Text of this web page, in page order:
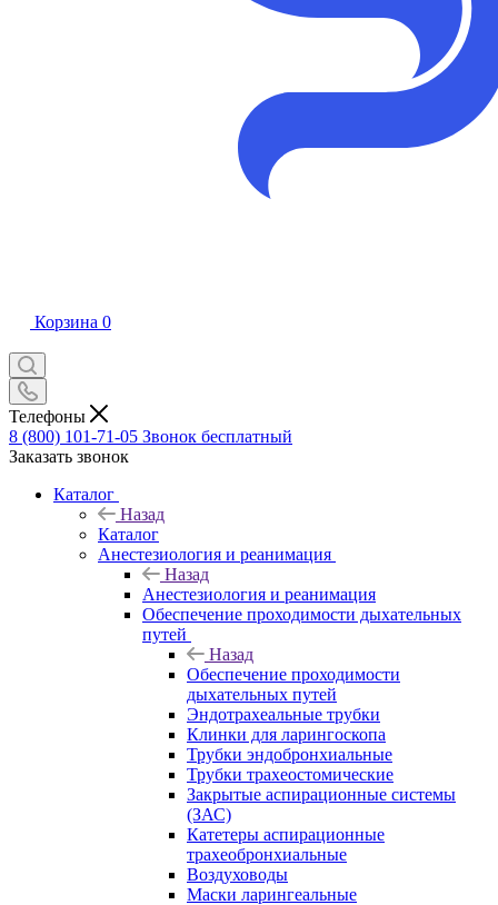
Корзина 0
Телефоны
8 (800) 101-71-05 Звонок бесплатный
Заказать звонок
Каталог
Назад
Каталог
Анестезиология и реанимация
Назад
Анестезиология и реанимация
Обеспечение проходимости дыхательных
путей
Назад
Обеспечение проходимости
дыхательных путей
Эндотрахеальные трубки
Клинки для ларингоскопа
Трубки эндобронхиальные
Трубки трахеостомические
Закрытые аспирационные системы
(ЗАС)
Катетеры аспирационные
трахеобронхиальные
Воздуховоды
Маски ларингеальные